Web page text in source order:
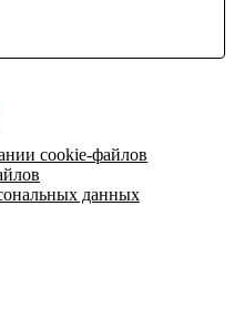
cookie-файлов
данных